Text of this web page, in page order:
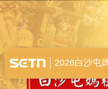
白沙屯媽祖進
2026白沙屯